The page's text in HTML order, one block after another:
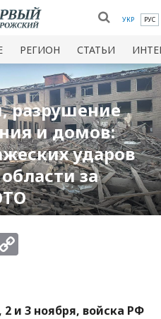
УКР РУС
РЕГИОН СТАТЬИ
разрушение
и домов:
ударов
за
2 и 3 ноября, войска РФ